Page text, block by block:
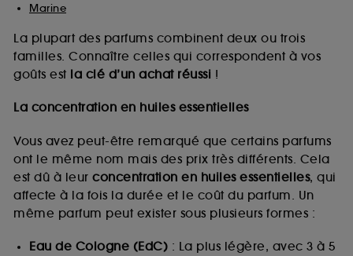
Marine
La plupart des parfums combinent deux ou trois
familles. Connaître celles qui correspondent à vos
goûts est la clé d’un achat réussi !
La concentration en huiles essentielles
Vous avez peut-être remarqué que certains parfums
ont le même nom mais des prix très différents. Cela
est dû à leur concentration en huiles essentielles, qui
affecte à la fois la durée et le coût du parfum. Un
même parfum peut exister sous plusieurs formes :
Eau de Cologne (EdC) : La plus légère, avec 3 à 5